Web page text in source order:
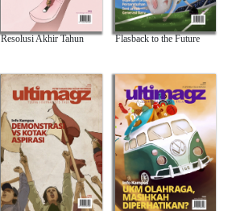
Resolusi Akhir Tahun Flasback to the Future